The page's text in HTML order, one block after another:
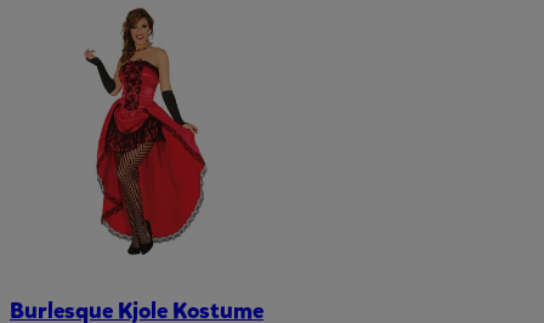
Burlesque Kjole Kostume